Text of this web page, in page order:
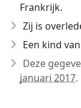
Frankrijk.
Zij is
Een kind van
Deze
januari 2017.